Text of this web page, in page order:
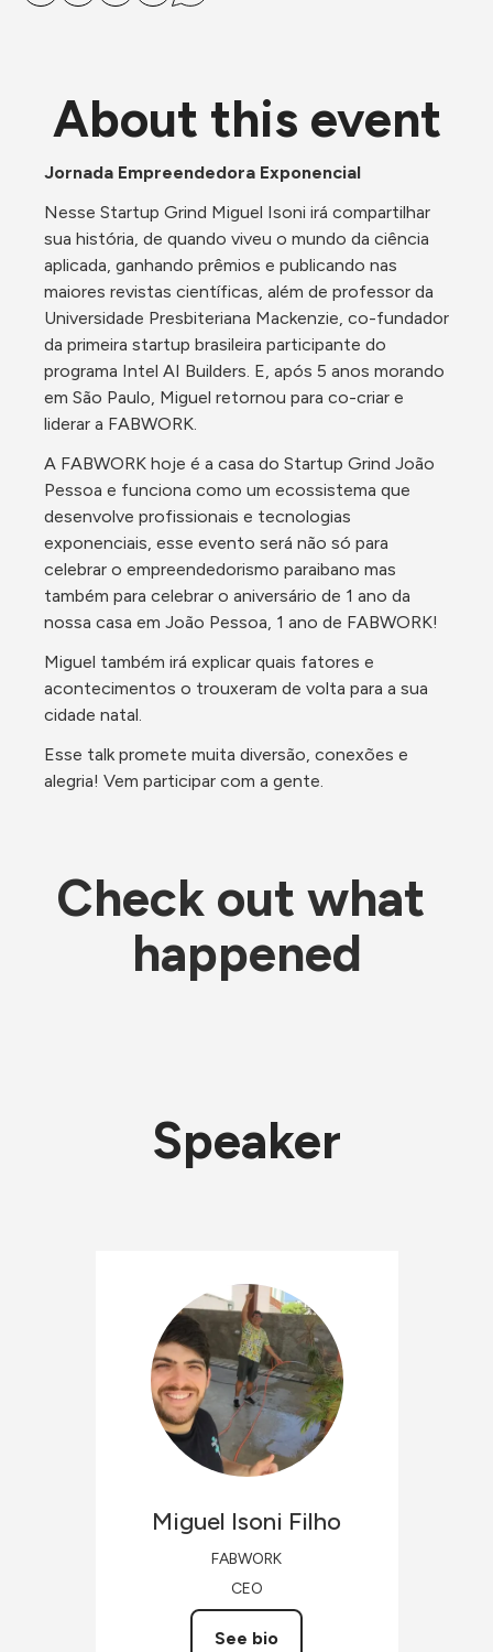
About this event
Jornada Empreendedora Exponencial
Nesse Startup Grind Miguel Isoni irá compartilhar
sua história, de quando viveu o mundo da ciência
aplicada, ganhando prêmios e publicando nas
maiores revistas científicas, além de professor da
Universidade Presbiteriana Mackenzie, co-fundador
da primeira startup brasileira participante do
programa Intel AI Builders. E, após 5 anos morando
em São Paulo, Miguel retornou para co-criar e
liderar a FABWORK.
A FABWORK hoje é a casa do Startup Grind João
Pessoa e funciona como um ecossistema que
desenvolve profissionais e tecnologias
exponenciais, esse evento será não só para
celebrar o empreendedorismo paraibano mas
também para celebrar o aniversário de 1 ano da
nossa casa em João Pessoa, 1 ano de FABWORK!
Miguel também irá explicar quais fatores e
acontecimentos o trouxeram de volta para a sua
cidade natal.
Esse talk promete muita diversão, conexões e
alegria! Vem participar com a gente.
Check out what
happened
Speaker
Miguel Isoni Filho
FABWORK
CEO
See bio